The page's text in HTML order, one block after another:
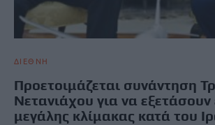
ΔΙΕΘΝΗ
Προετοιμάζεται συνάντηση
Νετανιάχου για να εξετάσουν
μεγάλης κλίμακας κατά του